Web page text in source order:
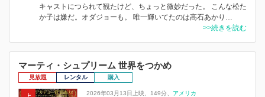
キャストにつられて観たけど、ちょっと微妙だった。 こんな松た
か子は嫌だ。オダジョーも。 唯一輝いてたのは高石あかり…
>>続きを読む
マーティ・シュプリーム 世界をつかめ
見放題 レンタル 購入
2026年03月13日上映 149分
アメリカ